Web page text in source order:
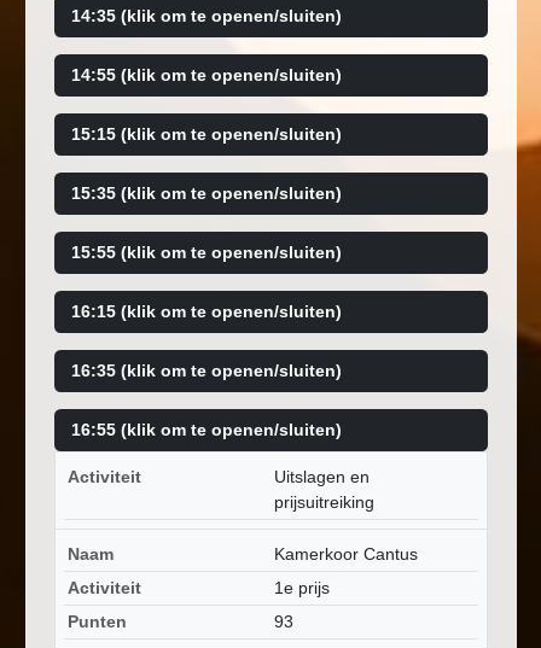
14:35 (klik om te openen/sluiten)
14:55 (klik om te openen/sluiten)
15:15 (klik om te openen/sluiten)
15:35 (klik om te openen/sluiten)
15:55 (klik om te openen/sluiten)
16:15 (klik om te openen/sluiten)
16:35 (klik om te openen/sluiten)
16:55 (klik om te openen/sluiten)
Activiteit
Uitslagen en
prijsuitreiking
Naam
Kamerkoor Cantus
Activiteit
1e prijs
Punten
93